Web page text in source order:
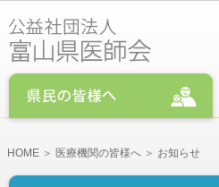
HOME ＞ 医療機関の皆様へ ＞ お知らせ